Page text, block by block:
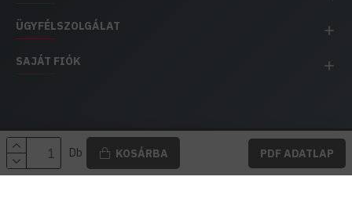
Db KOSÁRBA PDF ADATLAP
ÜGYFÉLSZOLGÁLAT
SAJÁT FIÓK
EH IMPEX / Copyright © 1991-2025 Energia Háza